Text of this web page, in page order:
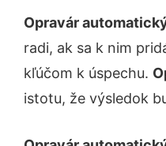
Opravár
radi, ak sa k nim
kľúčom k úspechu.
istotu, že výsledok